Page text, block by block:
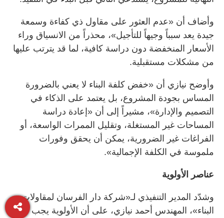
وأضاف أن «عدم العثور على مقاول ذي كفاءة وسمعة
جيدة يعد سبباً وجيهاً للتأجيل»، محذراً من الانسياق وراء
الأسعار المنخفضة دون دراسة كافية، لما قد يترتب عليها
من مشكلات مستقبلية.
وأوضح نيازي أن «خفض كلفة البناء لا يعني بالضرورة
المساس بجودة المشروع، بل يعتمد على الذكاء في
التصميم والإدارة»، مشيراً إلى أن «إعادة دراسة
المساحات غير المستغلة، وتقليل الممرات الواسعة، أو
الفراغات غير الضرورية، يمكن أن يحقق وفورات
ملموسة في الكلفة الإجمالية».
عناصر الأولوية
وشدّد المدير التنفيذي لـ«شركة دار الفرسان لمقاولات
البناء»، المهندس أحمد نيازي، على أن الأولوية يجب أن